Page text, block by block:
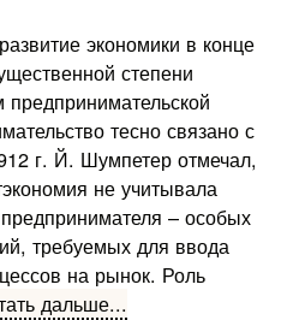
экономики в конце
степени
предпринимательской
тесно связано с
г. Й. Шумпетер отмечал,
не учитывала
– особых
требуемых для ввода
на рынок. Роль
дальше...